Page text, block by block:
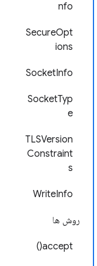
nfo
SecureOpt
ions
SocketInfo
SocketTyp
e
TLSVersion
Constraint
s
WriteInfo
روش ها
accept()